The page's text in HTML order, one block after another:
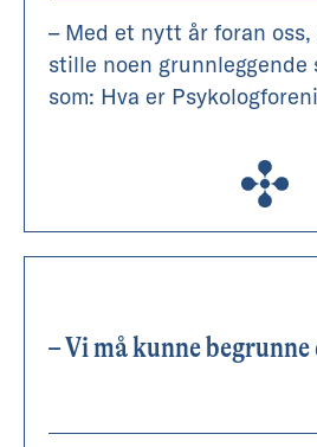
– Med et nytt år foran
stille noen grunnleggende
som: Hva er
– Vi må kunne